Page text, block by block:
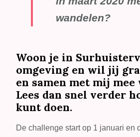
wandelen?
Woon je in
omgeving en wil jij
en samen met mij mee
Lees dan snel verder
kunt doen.
De challenge start op 1 januari en